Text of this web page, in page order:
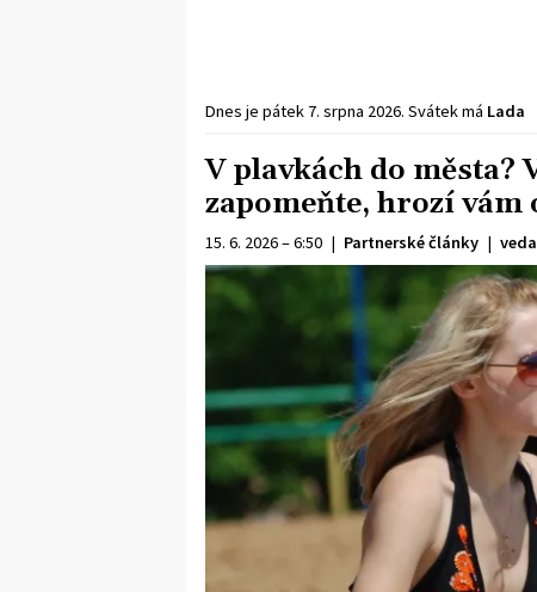
Dnes je pátek 7. srpna 2026. Svátek má Lada
V plavkách do města?
zapomeňte, hrozí vám
15. 6. 2026 – 6:50 | Partnerské články |